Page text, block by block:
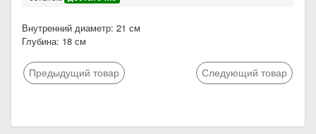
Внутренний диаметр: 21 см
Глубина: 18 см
Предыдущий товар Следующий товар